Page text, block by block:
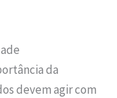
da
devem agir com